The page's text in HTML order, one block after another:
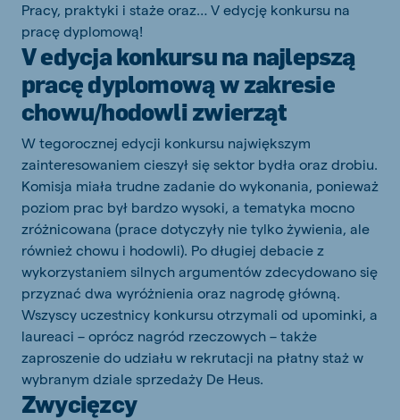
Pracy, praktyki i staże oraz… V edycję konkursu na
pracę dyplomową!
V edycja konkursu na najlepszą
pracę dyplomową w zakresie
chowu/hodowli zwierząt
W tegorocznej edycji konkursu największym
zainteresowaniem cieszył się sektor bydła oraz drobiu.
Komisja miała trudne zadanie do wykonania, ponieważ
poziom prac był bardzo wysoki, a tematyka mocno
zróżnicowana (prace dotyczyły nie tylko żywienia, ale
również chowu i hodowli). Po długiej debacie z
wykorzystaniem silnych argumentów zdecydowano się
przyznać dwa wyróżnienia oraz nagrodę główną.
Wszyscy uczestnicy konkursu otrzymali od upominki, a
laureaci – oprócz nagród rzeczowych – także
zaproszenie do udziału w rekrutacji na płatny staż w
wybranym dziale sprzedaży De Heus.
Zwycięzcy